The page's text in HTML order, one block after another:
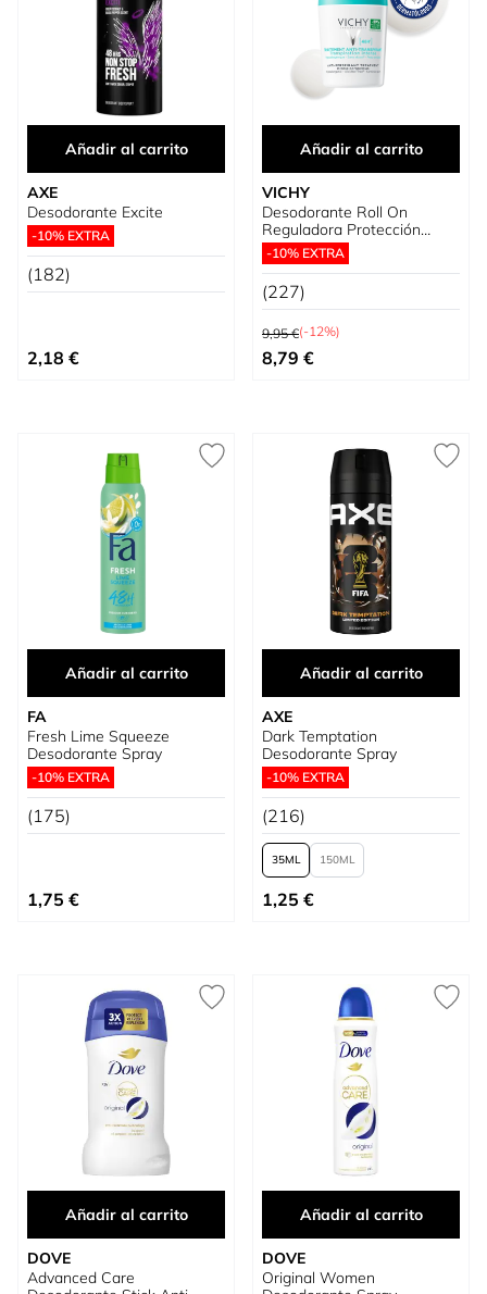
Añadir al carrito
AXE
Desodorante Excite
-10% EXTRA
(182)
2,18 €
Añadir al carrito
VICHY
Desodorante Roll On
Reguladora Protección
hasta 48 Horas para piel
suave y cuidada
-10% EXTRA
(227)
Precio habitual
9,95 €(-12%)
Precio especial
8,79 €
Añadir al carrito
FA
Fresh Lime Squeeze
Desodorante Spray
-10% EXTRA
(175)
1,75 €
Añadir al carrito
AXE
Dark Temptation
Desodorante Spray
-10% EXTRA
(216)
35 150
Tan bajo como
1,25 €
Añadir al carrito
DOVE
Advanced Care
Añadir al carrito
DOVE
Original Women